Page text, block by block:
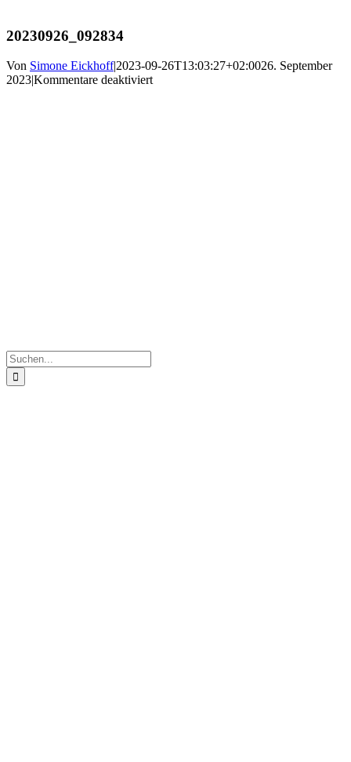
20230926_092834
Von Simone Eickhoff|2023-09-26T13:03:27+02:0026. September
2023|Kommentare deaktiviertfür
Suche
nach: